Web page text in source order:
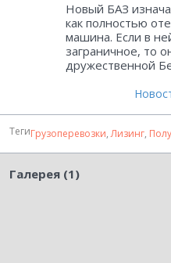
Новый БАЗ
как полностью
машина. Если в
заграничное, то
дружественной
ТегиГрузоперевозки,Лизинг,
Галерея (1)